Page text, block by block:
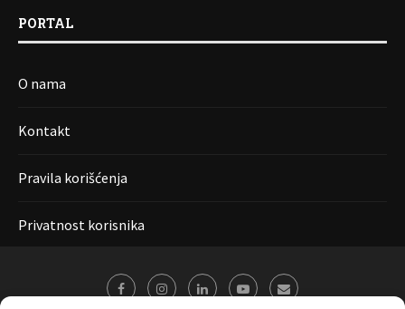
PORTAL
O nama
Kontakt
Pravila korišćenja
Privatnost korisnika